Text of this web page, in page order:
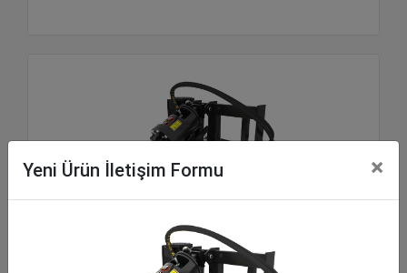
A41, Mikro Yükleyici Ataşman Değiştirici
Maksimum Basınçta Tahrik Mili Torku :
Yeni Ürün İletişim Formu ×